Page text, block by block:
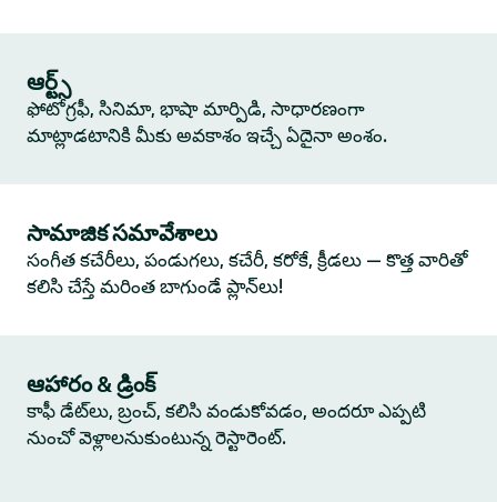
ఆర్ట్స్
ఫోటోగ్రఫీ, సినిమా, భాషా మార్పిడి, సాధారణంగా
మాట్లాడటానికి మీకు అవకాశం ఇచ్చే ఏదైనా అంశం.
సామాజిక సమావేశాలు
సంగీత కచేరీలు, పండుగలు, కచేరీ, కరోకే, క్రీడలు — కొత్త వారితో
కలిసి చేస్తే మరింత బాగుండే ప్లాన్‌లు!
ఆహారం & డ్రింక్
కాఫీ డేట్‌లు, బ్రంచ్, కలిసి వండుకోవడం, అందరూ ఎప్పటి
నుంచో వెళ్లాలనుకుంటున్న రెస్టారెంట్.